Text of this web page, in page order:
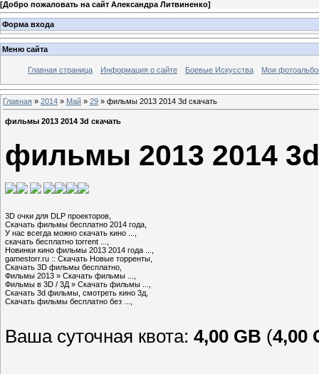
[Добро пожаловать на сайт Александра Литвиненко]
Форма входа
Меню сайта
Главная страница Информация о сайте Боевые Искусства Мои
Главная » 2014 » Май » 29 » фильмы 2013 2014 3d скачать
фильмы 2013 2014 3d скачать
фильмы 2013 2014 3d
3D очки для DLP проекторов,
Скачать фильмы бесплатно 2014 года,
У нас всегда можно скачать кино ...,
скачать бесплатно torrent ...,
Новинки кино фильмы 2013 2014 года ...,
gamestorr.ru :: Скачать Новые торренты,
Скачать 3D фильмы бесплатно,
Фильмы 2013 » Скачать фильмы ...,
Фильмы в 3D / 3Д » Скачать фильмы ...,
Скачать 3d фильмы, смотреть кино 3д,
Скачать фильмы бесплатно без ...,
Ваша суточная квота: 4,00 GB (4,00